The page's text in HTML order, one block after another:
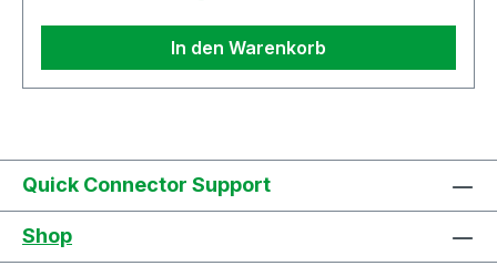
In den Warenkorb
Quick Connector Support
Shop